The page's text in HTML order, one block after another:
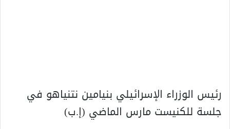
رئيس الوزراء الإسرائيلي بنيامين نتنياهو في
جلسة للكنيست مارس الماضي (إ.ب)